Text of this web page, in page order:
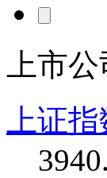
上市
上证